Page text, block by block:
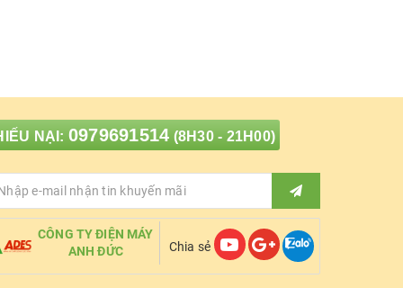
NẠI: 0979691514 (8H30 - 21H00)
CÔNG TY ĐIỆN MÁY
ANH ĐỨC
Chia sẻ